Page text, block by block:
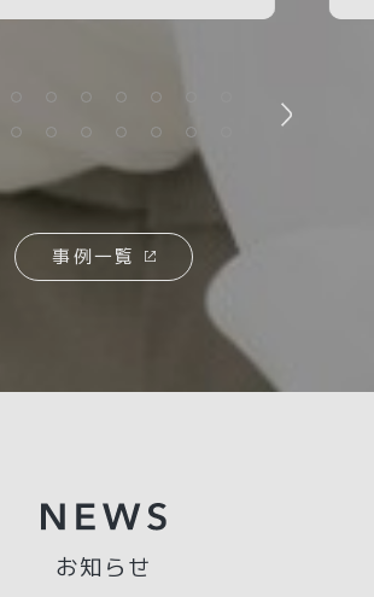
事例一覧
お知らせ